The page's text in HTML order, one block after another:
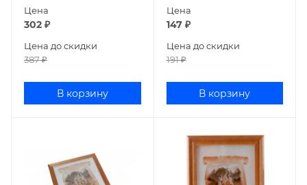
Цена
302 ₽
Цена до скидки
387₽
В корзину
Цена
147₽
Цена до скидки
191₽
В корзину